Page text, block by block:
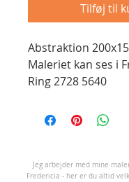
Tilføj til
Abstraktion
Maleriet kan ses i
Ring 2728 5640
eg arbejder med mine
Fredericia - her er du altid